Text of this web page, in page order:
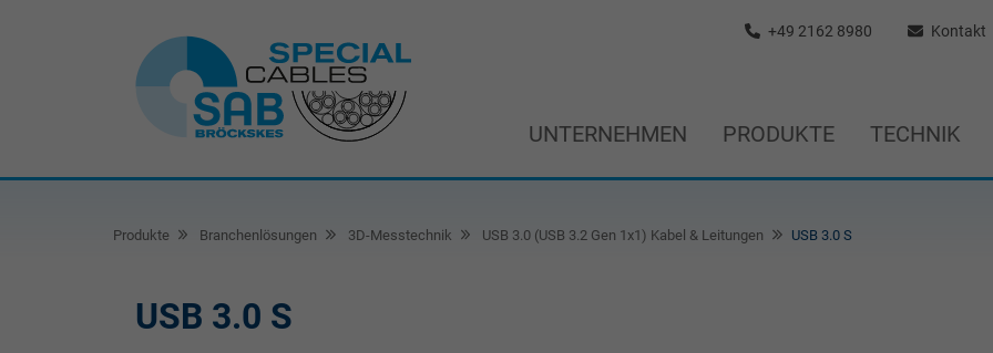
+49 2162 8980 Kontakt
UNTERNEHMEN PRODUKTE TECHNIK
Produkte Branchenlösungen 3D-Messtechnik USB 3.0 (USB 3.2 Gen 1x1) Kabel & Leitungen USB 3.0 S
USB 3.0 S